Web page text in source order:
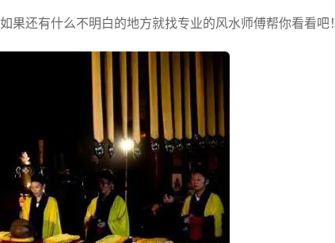
还有什么不明白的地方就找专业的风水师傅帮你看看吧！